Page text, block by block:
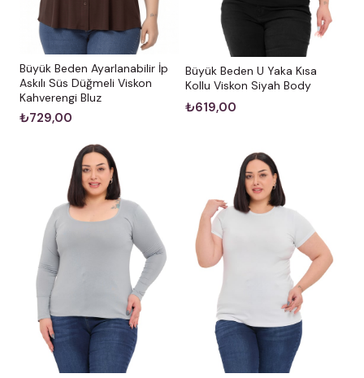
Büyük Beden Ayarlanabilir İp
Askılı Süs Düğmeli Viskon
Kahverengi Bluz
₺729,00
Büyük Beden U Yaka Kısa
Kollu Viskon Siyah Body
₺619,00